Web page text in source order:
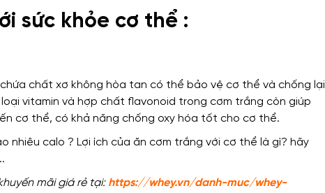
sức khỏe cơ thể :
chất xơ không hòa tan có thể bảo vệ cơ thể và chống lại
vitamin và hợp chất flavonoid trong cơm trắng còn giúp
cơ thể, có khả năng chống oxy hóa tốt cho cơ thể.
mãi giá rẻ tại: https://whey.vn/danh-muc/whey-